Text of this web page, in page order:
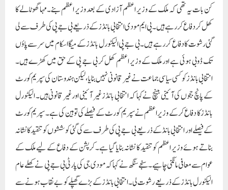
کن بات یہ تھی کہ ملک کے وزیر اعظم آزادی کے بعد وزیر اعظم بنے۔مہا گھوٹالے کا
کھل کر دفاع کر رہے ہیں۔ پی ایم مودی انتخابی بانڈز کے ذریعے بی جے پی کی طرف سے لی
گئی رشوت کا دفاع کر رہے ہیں۔ بی جے پی الیکٹورل بانڈز کے میگا اسکام میں سر سے پاؤں
تک ڈوبی ہوئی ہے اور ملک کے وزیر اعظم کھل کر بی جے پی کے حق میں کھڑے ہیں۔
انتخابی بانڈز کو کسی سیاسی جماعت نے غیر قانونی نہیں بنایا، لیکن ہندوستان کی سپریم کورٹ
کے پانچ ججوں کی آئینی بینچ نے کہا کہ انتخابی بانڈز غیر آئینی اور غیر قانونی ہیں۔ الیکٹورل
بانڈز کا دفاع کرکے وزیراعظم نے سپریم کورٹ کے فیصلے کی توہین کی ہے۔ سپریم کورٹ
کے فیصلے اور انتخابی بانڈ کے ذریعے بی جے پی کی طرف سے کی گئی کوششوں کو تنقید کا نشانہ
بناتے ہوئے وزیر اعظم کو تنقید کا نشانہ بنایا گیا ہے۔کرپشن کے دفاع کے لیے ملک کے
عوام سے معافی مانگنی چاہیے۔ سنجے سنگھ نے کہا کہ مودی جی کی پارٹی بی جے پی نے کھلے عام
الیکٹورل بانڈز کے ذریعے رشوت لی۔ انتخابی بانڈز کے بڑے گھپلے کو بے نقاب ہونے سے